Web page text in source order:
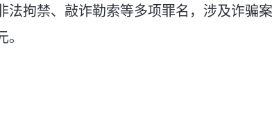
法拘禁、敲诈勒索等多项罪名，涉及诈骗